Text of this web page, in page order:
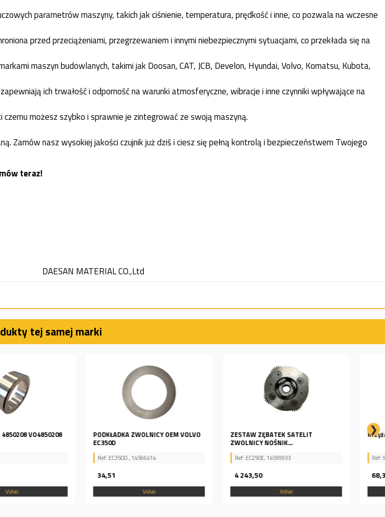
parametrów maszyny, takich jak ciśnienie, temperatura, prędkość i inne, co pozwala na wczesne
przed przeciążeniami, przegrzewaniem i innymi niebezpiecznymi sytuacjami, co przekłada się na
maszyn budowlanych, takimi jak Doosan, CAT, JCB, Develon, Hyundai, Volvo, Komatsu, Kubota,
ich trwałość i odporność na warunki atmosferyczne, wibracje i inne czynniki wpływające na
możesz szybko i sprawnie je zintegrować ze swoją maszyną.
Zamów nasz wysokiej jakości czujnik już dziś i ciesz się pełną kontrolą i bezpieczeństwem Twojego
teraz!
DAESAN MATERIAL CO.,Ltd
tej samej marki
ZWOLNICY OEM VOLVO
, 14566414
ZESTAW ZĘBATEK SATELIT
Ref: EC250E, 14599933
Krzyżak Volvo 959080
Ref: 959080
❯